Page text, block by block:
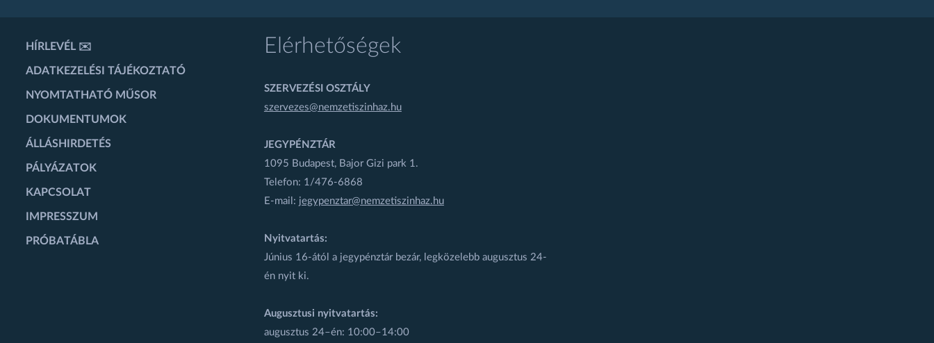
HÍRLEVÉL ✉️
ADATKEZELÉSI TÁJÉKOZTATÓ
NYOMTATHATÓ MŰSOR
DOKUMENTUMOK
ÁLLÁSHIRDETÉS
PÁLYÁZATOK
KAPCSOLAT
IMPRESSZUM
PRÓBATÁBLA
Elérhetőségek
SZERVEZÉSI OSZTÁLY
szervezes@nemzetiszinhaz.hu
JEGYPÉNZTÁR
1095 Budapest, Bajor Gizi park 1.
Telefon: 1/476-6868
E-mail: jegypenztar@nemzetiszinhaz.hu
Nyitvatartás:
Június 16-ától a jegypénztár bezár, legközelebb augusztus 24-
én nyit ki.
Augusztusi nyitvatartás:
augusztus 24–én: 10:00–14:00